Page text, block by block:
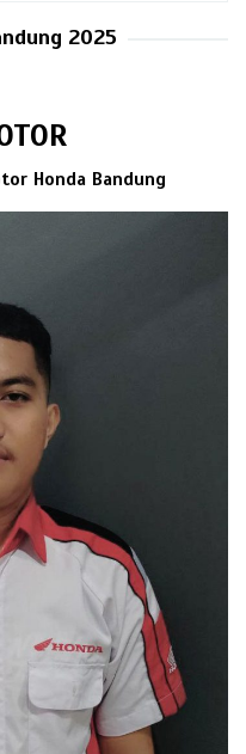
2025
Honda Bandung